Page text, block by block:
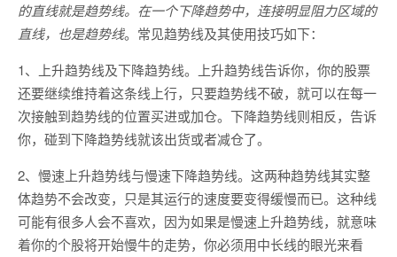
的直线就是趋势线。在一个下降趋势中，连接明显阻力区域的
直线，也是趋势线。常见趋势线及其使用技巧如下：
1、上升趋势线及下降趋势线。上升趋势线告诉你，你的股票
还要继续维持着这条线上行，只要趋势线不破，就可以在每一
次接触到趋势线的位置买进或加仓。下降趋势线则相反，告诉
你，碰到下降趋势线就该出货或者减仓了。
2、慢速上升趋势线与慢速下降趋势线。这两种趋势线其实整
体趋势不会改变，只是其运行的速度要变得缓慢而已。这种线
可能有很多人会不喜欢，因为如果是慢速上升趋势线，就意味
着你的个股将开始慢牛的走势，你必须用中长线的眼光来看